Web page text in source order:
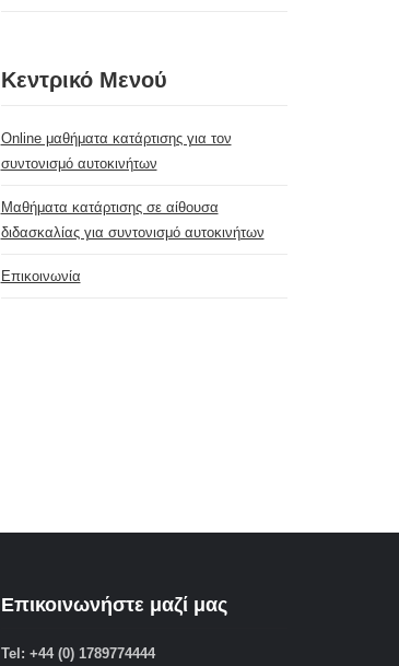
Κεντρικό Μενού
Online μαθήματα κατάρτισης για τον
συντονισμό αυτοκινήτων
Μαθήματα κατάρτισης σε αίθουσα
διδασκαλίας για συντονισμό αυτοκινήτων
Επικοινωνία
Επικοινωνήστε μαζί μας
Tel: +44 (0) 1789774444